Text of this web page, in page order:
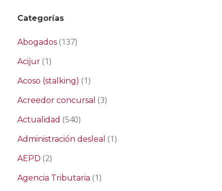
Categorías
Abogados (137)
Acijur (1)
Acoso (stalking) (1)
Acreedor concursal (3)
Actualidad (540)
Administración desleal (1)
AEPD (2)
Agencia Tributaria (1)